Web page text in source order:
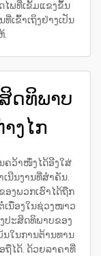
ໄພທີ່ເຂັ້ມແຂງຂຶ້ນ
ເຂົ້າເຖິງຢ່າງເປັນ
.
ດທິພາບ
ງໄກ
ຄວ້າໜຶ່ງໄດ້ອີງໃສ່
ນີນງານທີ່ສຳຄັນ.
ອງພວກເຮົາໄດ້ຖືກ
ເນື່ອງໃນຊ່ວງໜາວ
ປະສິດທິພາບຂອງ
ນໃນການຕ້ານທານ
ຖືໄດ້. ດ້ວຍລາຄາທີ່